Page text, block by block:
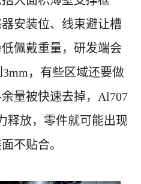
安装位、线束避让槽
佩戴重量，研发端会
，有些区域还要做
量被快速去掉，Al707
释放，零件就可能出现
不贴合。